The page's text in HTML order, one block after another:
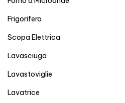
Frigorifero
Scopa Elettrica
Lavasciuga
Lavastoviglie
Lavatrice